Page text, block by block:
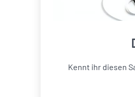
Kennt ihr diesen